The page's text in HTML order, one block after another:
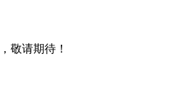
敬请期待！